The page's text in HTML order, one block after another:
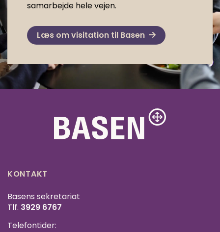
samarbejde hele vejen.
Læs om visitation til Basen
KONTAKT
Basens sekretariat
Tlf. 3929 6767
Telefontider: